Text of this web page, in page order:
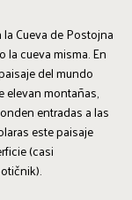
Cueva de Postojna
la cueva misma. En
del mundo
elevan montañas,
entradas a las
este paisaje
(casi